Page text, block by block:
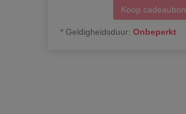
Koop cadeaubon
* Geldigheidsduur: Onbeperkt